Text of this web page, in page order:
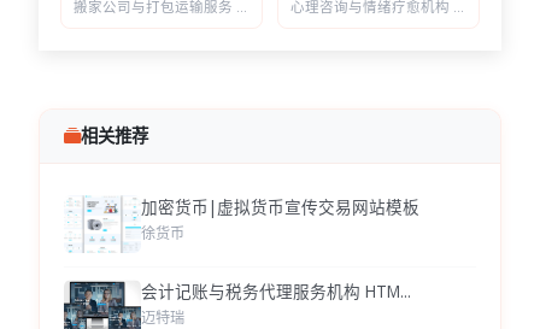
相关推荐
加密货币|虚拟货币宣传交易网站模板
徐货币
会计记账与税务代理服务机构 HTM...
迈特瑞